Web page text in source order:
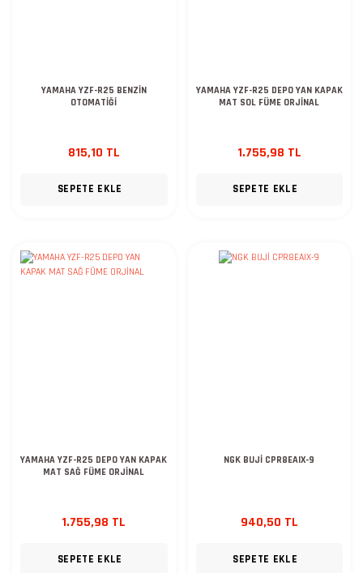
YAMAHA YZF-R25 BENZİN
OTOMATİĞİ
815,10 TL
SEPETE EKLE
YAMAHA YZF-R25 DEPO YAN KAPAK
MAT SOL FÜME ORJİNAL
1.755,98 TL
SEPETE EKLE
YAMAHA YZF-R25 DEPO YAN KAPAK
MAT SAĞ FÜME ORJİNAL
1.755,98 TL
SEPETE EKLE
NGK BUJİ CPR8EAIX-9
940,50 TL
SEPETE EKLE